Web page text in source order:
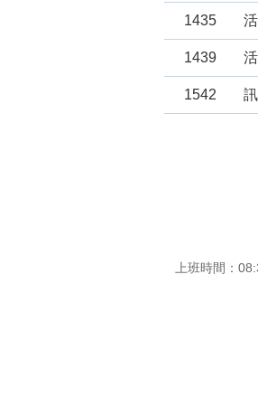
1435
1439
1542
上班時間：